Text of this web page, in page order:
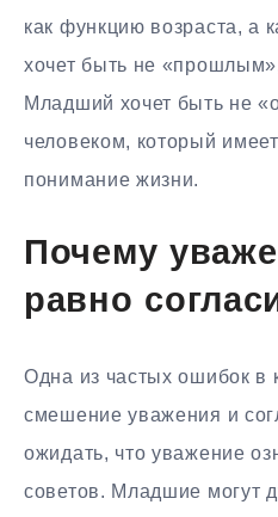
как функцию возраста, а
хочет быть не
Младший хочет быть не
человеком, который
понимание жизни.
Почему
равно
Одна из частых ошибок в
смешение уважения и
ожидать, что уважение
советов. Младшие могут